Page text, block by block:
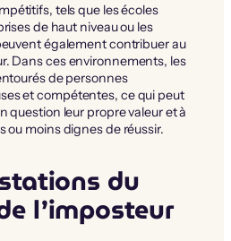
tels que les écoles
de haut niveau ou les
également contribuer au
Dans ces environnements, les
de personnes
et compétentes, ce qui peut
question leur propre valeur et à
ou moins dignes de réussir.
du
l’imposteur